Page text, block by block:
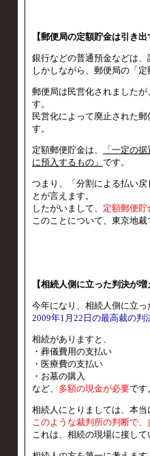
【郵便局の定額貯金は引き
銀行などの普通預金などは、
しかしながら、郵便局の「
郵便局は民営化されました
す。
民営化によって廃止された
す。
定額郵便貯金は、
「一定の
に預入するもの」 です。
つまり、「分割による払い
とが言えます。
したがいまして、 定額郵便貯
このことについて、東京地裁
【相続人側に立った判決が増
今年になり、相続人側に立っ
2009年1月22日の最高裁の判
相続がありますと、
・葬儀費用の支払い
・医療費の支払い
・お墓の購入
など、 多額の現金が必要です
相続人にとりましては、本当
このような裁判所の判断で、
これは、相続の現場に接して